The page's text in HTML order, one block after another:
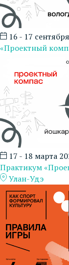
16 - 17
«Проектный
17 - 18 марта
Практикум
Улан-Удэ